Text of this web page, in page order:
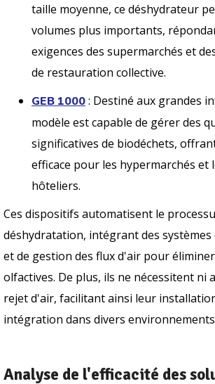
taille moyenne, ce déshydrateur
volumes plus importants,
exigences des supermarchés et
de restauration collective.
GEB 1000: Destiné aux grandes
modèle est capable de gérer des
significatives de biodéchets,
efficace pour les hypermarchés et
hôteliers.
Ces dispositifs automatisent le
déshydratation, intégrant des
et de gestion des flux d'air pour
olfactives. De plus, ils ne nécessitent ni
rejet d'air, facilitant ainsi leur
intégration dans divers
Analyse de l'efficacité des